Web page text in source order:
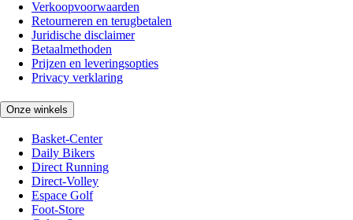
Verkoopvoorwaarden
Retourneren en terugbetalen
Juridische disclaimer
Betaalmethoden
Prijzen en leveringsopties
Privacy verklaring
Onze winkels
Basket-Center
Daily Bikers
Direct Running
Direct-Volley
Espace Golf
Foot-Store